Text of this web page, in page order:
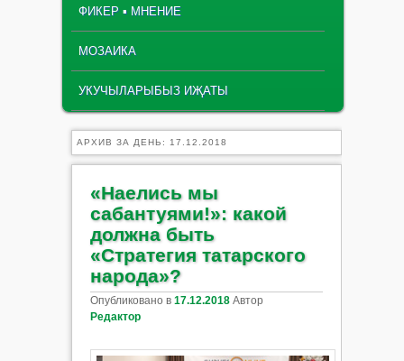
ФИКЕР ▪ МНЕНИЕ
МОЗАИКА
УКУЧЫЛАРЫБЫЗ ИҖАТЫ
АРХИВ ЗА ДЕНЬ: 17.12.2018
«Наелись мы
сабантуями!»: какой
должна быть
«Стратегия татарского
народа»?
Опубликовано в 17.12.2018 Автор
Редактор